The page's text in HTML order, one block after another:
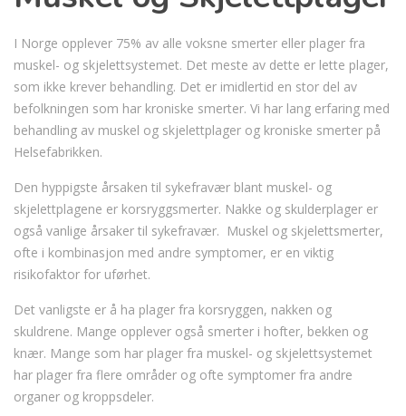
I Norge opplever 75% av alle voksne smerter eller plager fra
muskel- og skjelettsystemet. Det meste av dette er lette plager,
som ikke krever behandling. Det er imidlertid en stor del av
befolkningen som har kroniske smerter. Vi har lang erfaring med
behandling av muskel og skjelettplager og kroniske smerter på
Helsefabrikken.
Den hyppigste årsaken til sykefravær blant muskel- og
skjelettplagene er korsryggsmerter. Nakke og skulderplager er
også vanlige årsaker til sykefravær. Muskel og skjelettsmerter,
ofte i kombinasjon med andre symptomer, er en viktig
risikofaktor for uførhet.
Det vanligste er å ha plager fra korsryggen, nakken og
skuldrene. Mange opplever også smerter i hofter, bekken og
knær. Mange som har plager fra muskel- og skjelettsystemet
har plager fra flere områder og ofte symptomer fra andre
organer og kroppsdeler.